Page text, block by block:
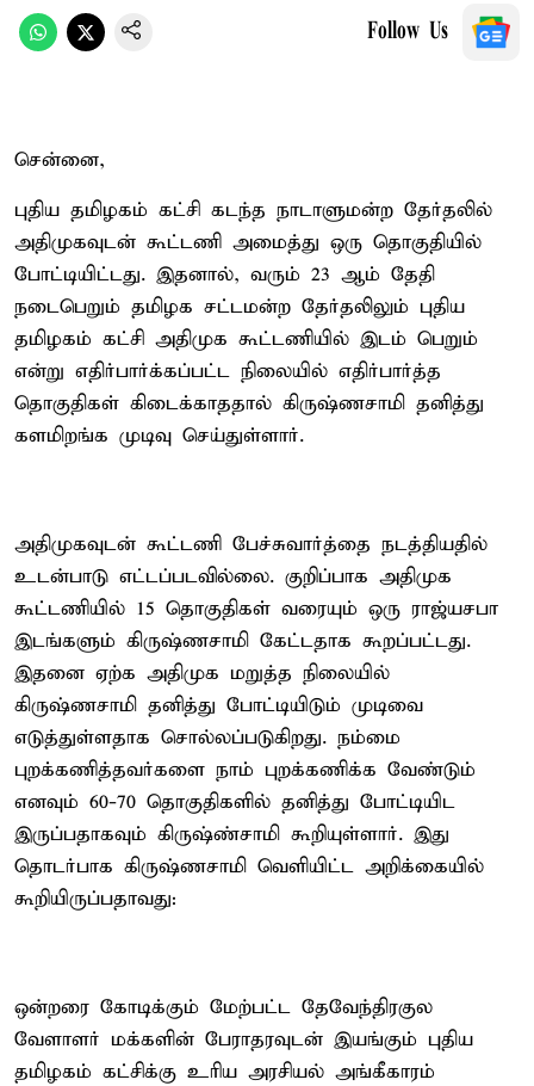
Follow Us
சென்னை,
புதிய தமிழகம் கட்சி கடந்த நாடாளுமன்ற தேர்தலில்
அதிமுகவுடன் கூட்டணி அமைத்து ஒரு தொகுதியில்
போட்டியிட்டது. இதனால், வரும் 23 ஆம் தேதி
நடைபெறும் தமிழக சட்டமன்ற தேர்தலிலும் புதிய
தமிழகம் கட்சி அதிமுக கூட்டணியில் இடம் பெறும்
என்று எதிர்பார்க்கப்பட்ட நிலையில் எதிர்பார்த்த
தொகுதிகள் கிடைக்காததால் கிருஷ்ணசாமி தனித்து
களமிறங்க முடிவு செய்துள்ளார்.
அதிமுகவுடன் கூட்டணி பேச்சுவார்த்தை நடத்தியதில்
உடன்பாடு எட்டப்படவில்லை. குறிப்பாக அதிமுக
கூட்டணியில் 15 தொகுதிகள் வரையும் ஒரு ராஜ்யசபா
இடங்களும் கிருஷ்ணசாமி கேட்டதாக கூறப்பட்டது.
இதனை ஏற்க அதிமுக மறுத்த நிலையில்
கிருஷ்ணசாமி தனித்து போட்டியிடும் முடிவை
எடுத்துள்ளதாக சொல்லப்படுகிறது. நம்மை
புறக்கணித்தவர்களை நாம் புறக்கணிக்க வேண்டும்
எனவும் 60-70 தொகுதிகளில் தனித்து போட்டியிட
இருப்பதாகவும் கிருஷ்ண்சாமி கூறியுள்ளார். இது
தொடர்பாக கிருஷ்ணசாமி வெளியிட்ட அறிக்கையில்
கூறியிருப்பதாவது:
ஒன்றரை கோடிக்கும் மேற்பட்ட தேவேந்திரகுல
வேளாளர் மக்களின் பேராதரவுடன் இயங்கும் புதிய
தமிழகம் கட்சிக்கு உரிய அரசியல் அங்கீகாரம்